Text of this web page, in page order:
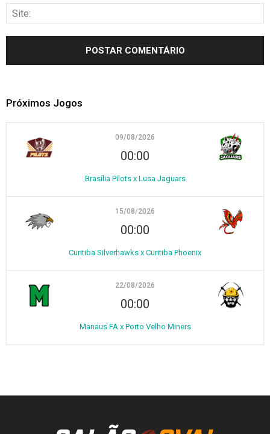
Próximos Jogos
09/08/2026
00:00
Brasília Pilots x Lusa Jaguars
15/08/2026
00:00
Curitiba Silverhawks x Curitiba Phoenix
22/08/2026
00:00
Manaus FA x Porto Velho Miners